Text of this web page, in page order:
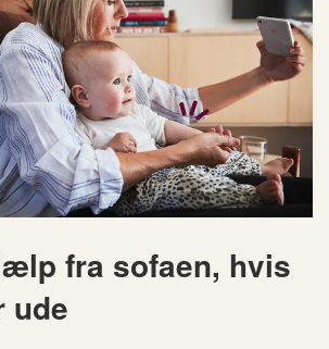
fra sofaen, hvis
ude